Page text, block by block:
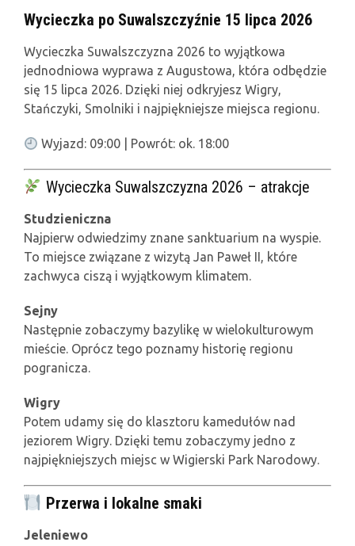
Wycieczka po Suwalszczyźnie 15 lipca 2026
Wycieczka Suwalszczyzna 2026 to wyjątkowa
jednodniowa wyprawa z Augustowa, która odbędzie
się 15 lipca 2026. Dzięki niej odkryjesz Wigry,
Stańczyki, Smolniki i najpiękniejsze miejsca regionu.
Wyjazd: 09:00 | Powrót: ok. 18:00
Wycieczka Suwalszczyzna 2026 – atrakcje
Studzieniczna
Najpierw odwiedzimy znane sanktuarium na wyspie.
To miejsce związane z wizytą Jan Paweł II, które
zachwyca ciszą i wyjątkowym klimatem.
Sejny
Następnie zobaczymy bazylikę w wielokulturowym
mieście. Oprócz tego poznamy historię regionu
pogranicza.
Wigry
Potem udamy się do klasztoru kamedułów nad
jeziorem Wigry. Dzięki temu zobaczymy jedno z
najpiękniejszych miejsc w Wigierski Park Narodowy.
Przerwa i lokalne smaki
Jeleniewo